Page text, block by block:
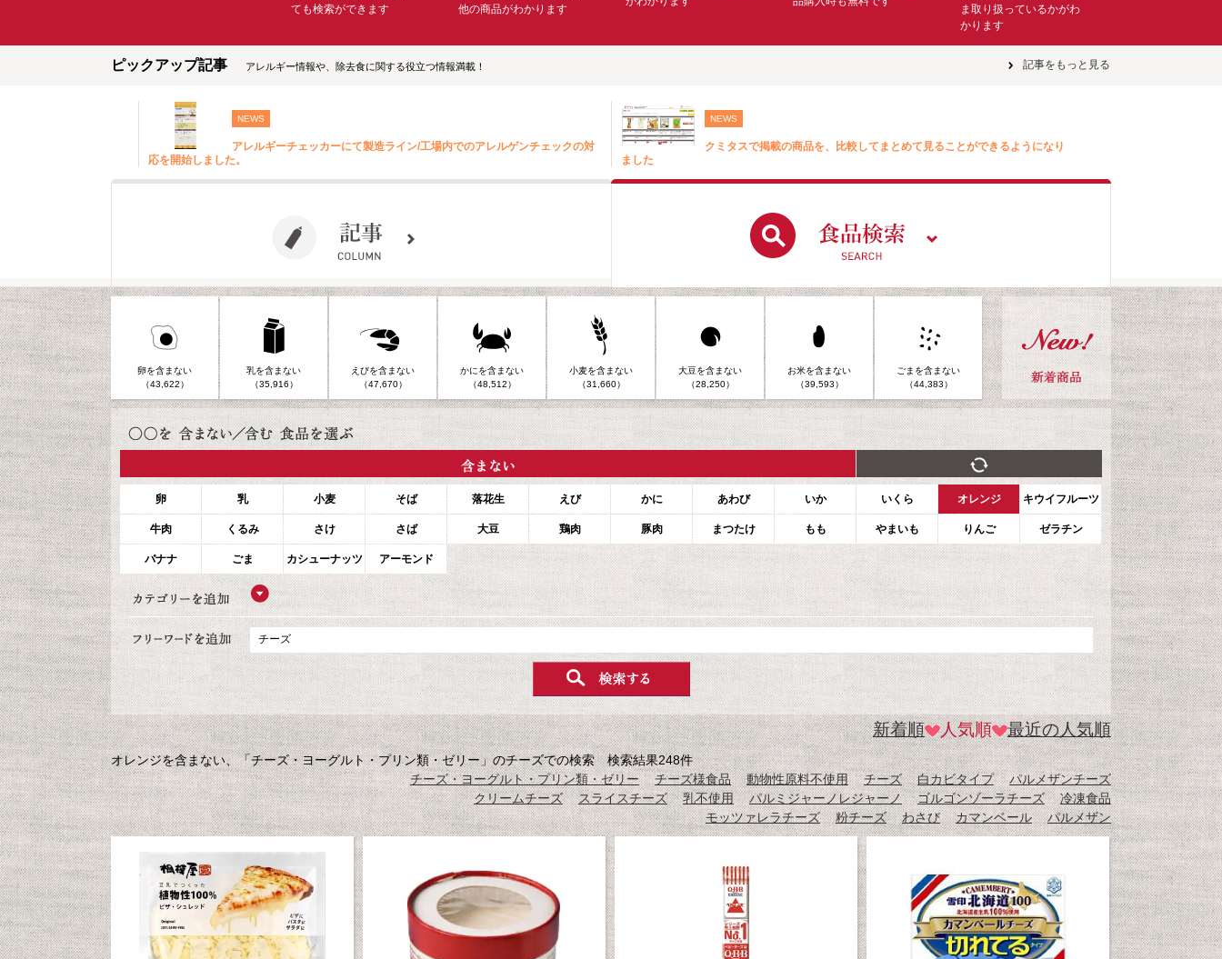
ても検索ができます
他の商品がわかります
ま取り扱っているかがわ
かります
ピックアップ記事 アレルギー情報や、除去食に関する役立つ情報満載！ 記事をもっと見る
NEWS
アレルギーチェッカーにて製造ライン/工場内でのアレルゲンチェックの対
応を開始しました。
NEWS
クミタスで掲載の商品を、比較してまとめて見ることができるようになり
ました
卵を含まない
（43,622）
乳を含まない
（35,916）
えびを含まない
（47,670）
かにを含まない
（48,512）
小麦を含まない
（31,660）
大豆を含まない
（28,250）
お米を含まない
（39,593）
ごまを含まない
（44,383）
卵 乳 小麦 そば 落花生 えび かに あわび いか いくら オレンジ キウイフルーツ
牛肉 くるみ さけ さば 大豆 鶏肉 豚肉 まつたけ もも やまいも りんご ゼラチン
バナナ ごま カシューナッツ アーモンド
新着順 人気順 最近の人気順
オレンジを含まない、「チーズ・ヨーグルト・プリン類・ゼリー」のチーズでの検索 検索結果248件
チーズ・ヨーグルト・プリン類・ゼリー
チーズ様食品 動物性原料不使用 チーズ 白カビタイプ
パルメザンチーズ
クリームチーズ
スライスチーズ 乳不使用 パルミジャーノレジャーノ ゴルゴンゾーラチーズ
冷凍食品
モッツァレラチーズ
粉チーズ わさび カマンベール パルメザン